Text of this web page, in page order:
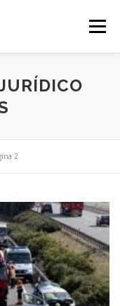
Menú
2